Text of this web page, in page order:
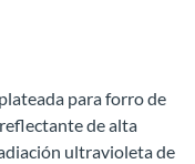
para forro de
de alta
ultravioleta de